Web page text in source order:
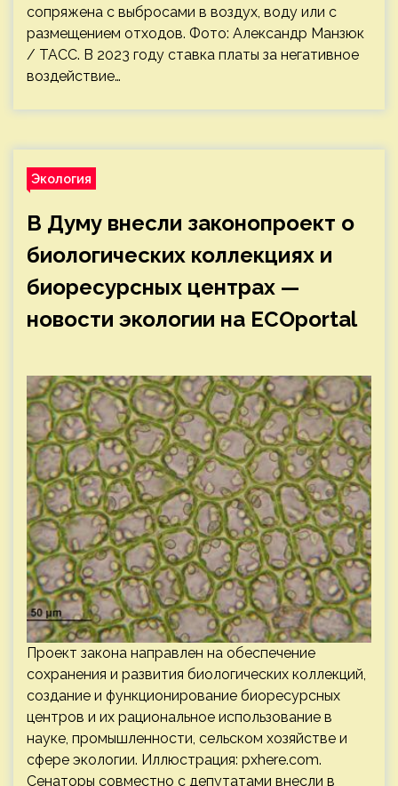
сопряжена с выбросами в воздух, воду или с
размещением отходов. Фото: Александр Манзюк
/ ТАСС. В 2023 году ставка платы за негативное
воздействие…
Экология
В Думу внесли законопроект о
биологических коллекциях и
биоресурсных центрах —
новости экологии на ECOportal
Проект закона направлен на обеспечение
сохранения и развития биологических коллекций,
создание и функционирование биоресурсных
центров и их рациональное использование в
науке, промышленности, сельском хозяйстве и
сфере экологии. Иллюстрация: pxhere.com.
Сенаторы совместно с депутатами внесли в